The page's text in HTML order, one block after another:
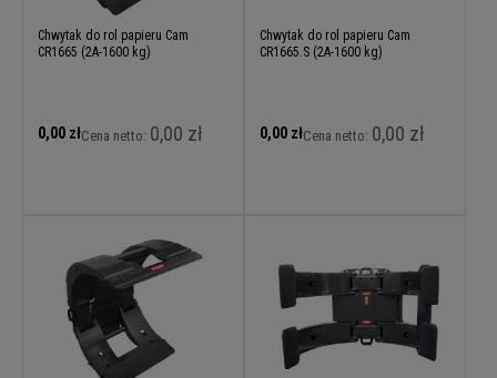
Chwytak do rol papieru Cam
CR1665 (2A-1600 kg)
0,00 złCena netto: 0,00 zł
Chwytak do rol papieru Cam
CR1665.S (2A-1600 kg)
0,00 złCena netto: 0,00 zł